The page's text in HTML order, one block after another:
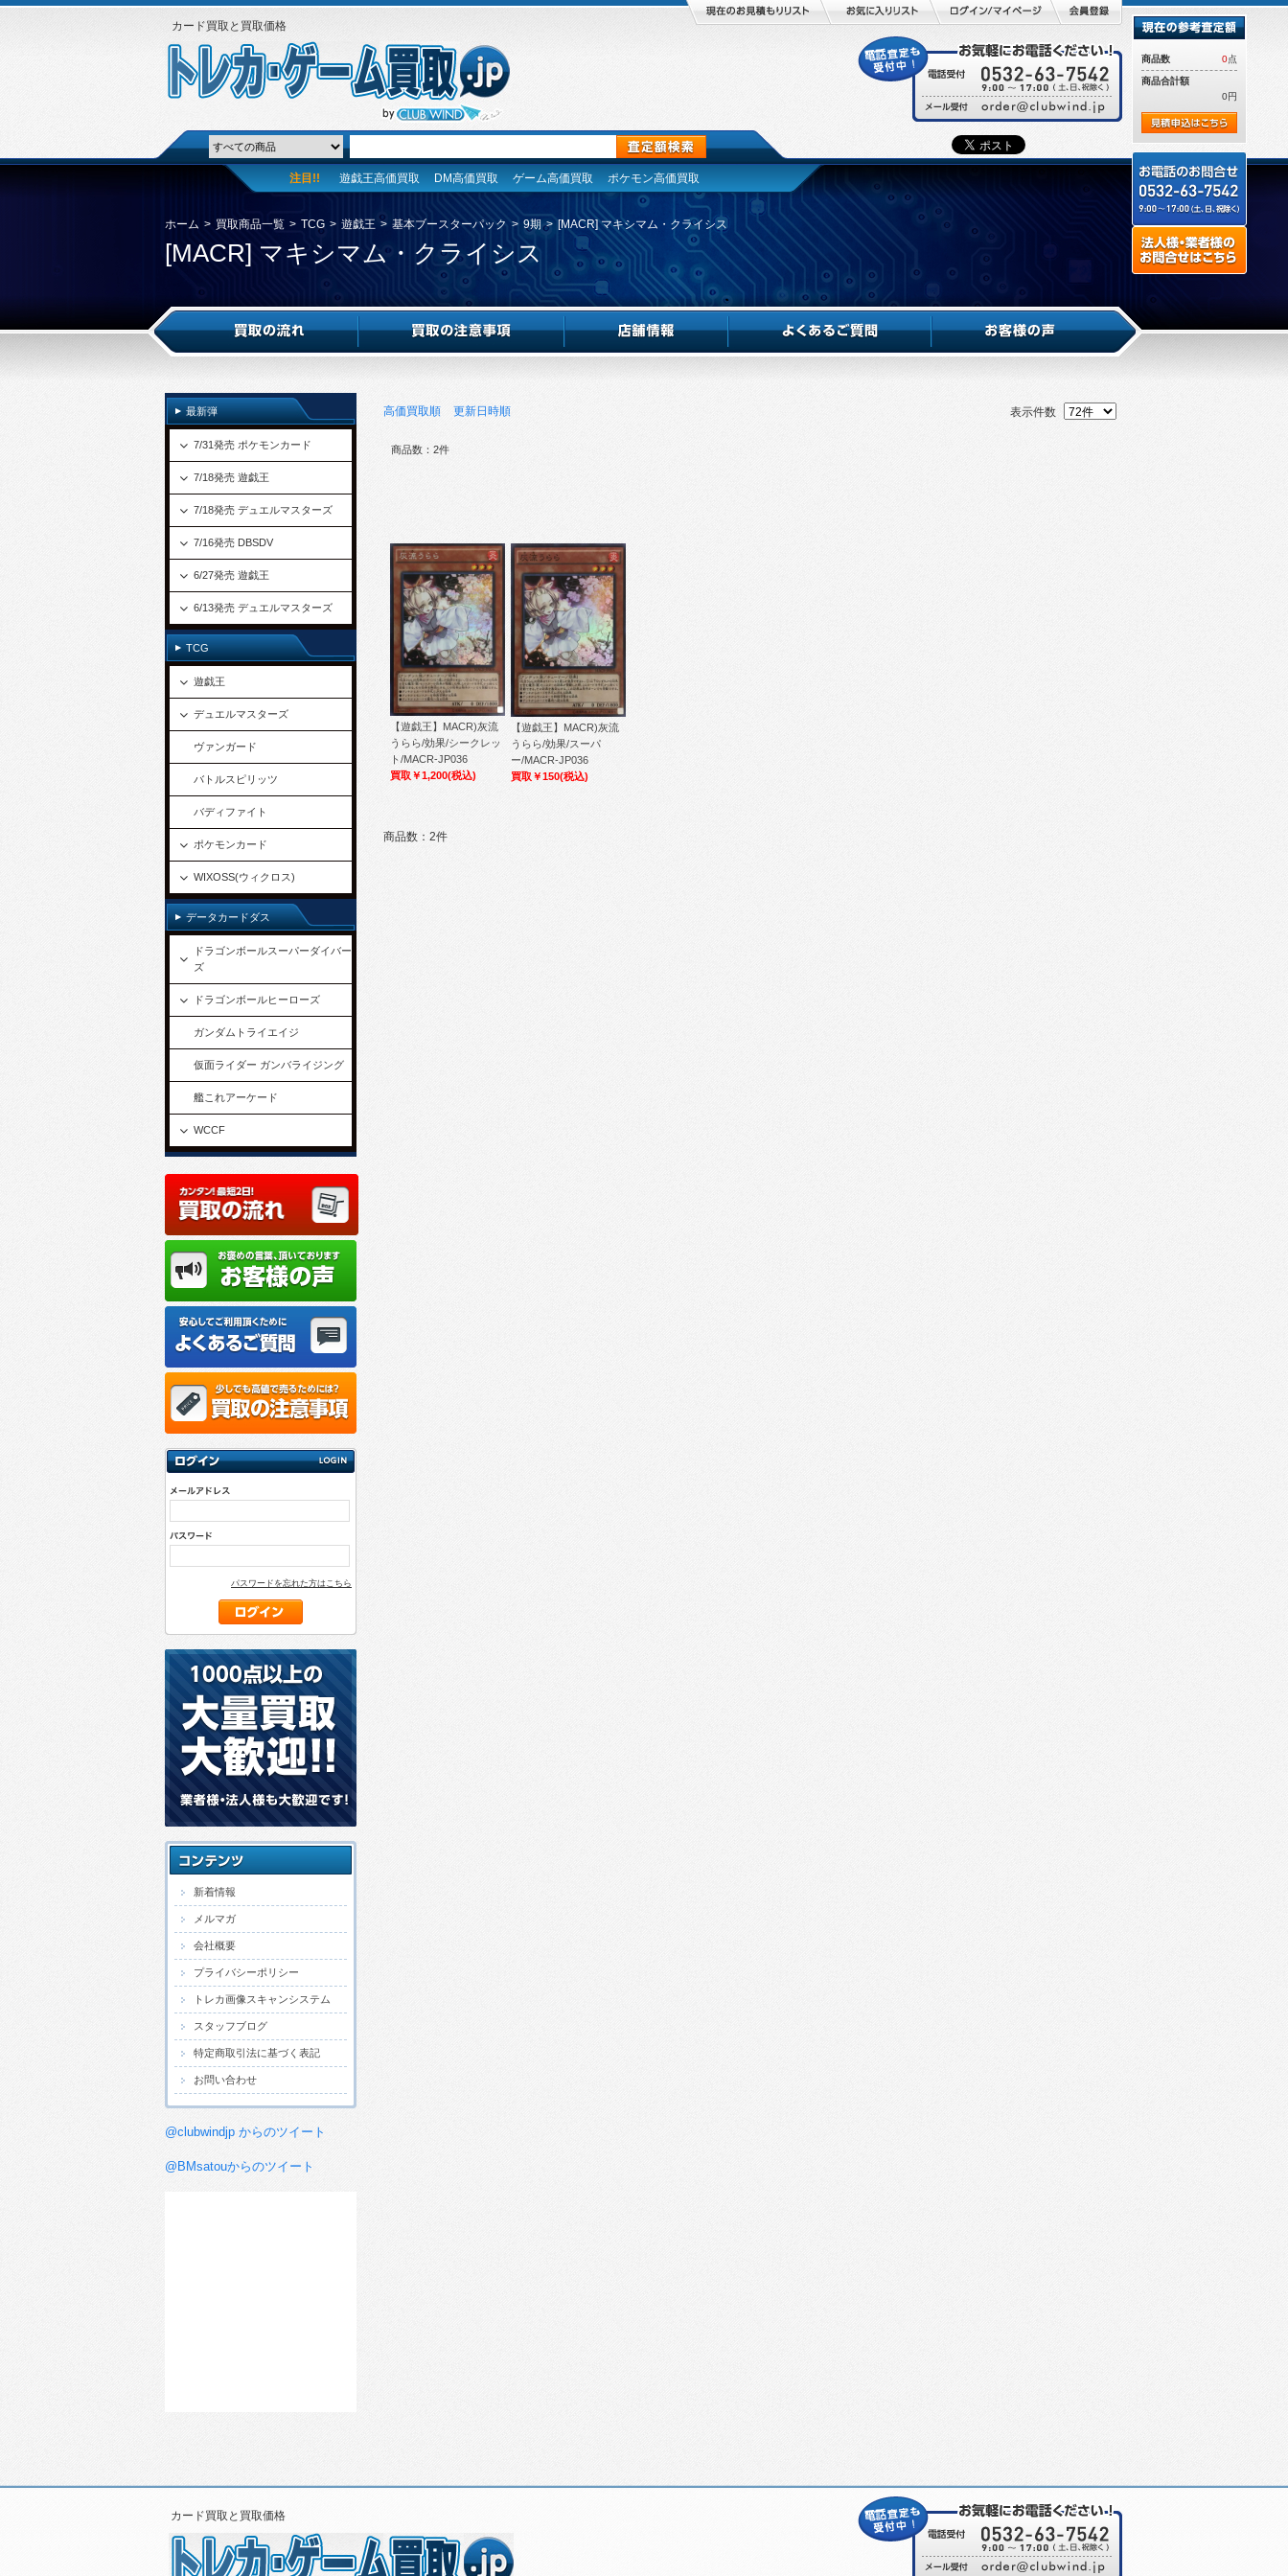
カード買取と買取価格
注目!! 遊戯王高価買取 DM高価買取 ゲーム高価買取 ポケモン高価買取
ホーム > 買取商品一覧 > TCG > 遊戯王 > 基本ブースターパック > 9期 > [MACR] マキシマム・クライシス
[MACR] マキシマム・クライシス
高価買取順 更新日時順 表示件数
商品数：2件
【遊戯王】MACR)灰流
うらら/効果/シークレッ
ト/MACR-JP036
買取￥1,200(税込)
【遊戯王】MACR)灰流
うらら/効果/スーパ
ー/MACR-JP036
買取￥150(税込)
商品数：2件
商品数 0点
商品合計額
0円
最新弾
7/31発売 ポケモンカード
7/18発売 遊戯王
7/18発売 デュエルマスターズ
7/16発売 DBSDV
6/27発売 遊戯王
6/13発売 デュエルマスターズ
TCG
遊戯王
デュエルマスターズ
ヴァンガード
バトルスピリッツ
バディファイト
ポケモンカード
WIXOSS(ウィクロス)
データカードダス
ドラゴンボールスーパーダイバー
ズ
ドラゴンボールヒーローズ
ガンダムトライエイジ
仮面ライダー ガンバライジング
艦これアーケード
WCCF
パスワードを忘れた方はこちら
新着情報
メルマガ
会社概要
プライバシーポリシー
トレカ画像スキャンシステム
スタッフブログ
特定商取引法に基づく表記
お問い合わせ
@clubwindjp からのツイート
@BMsatouからのツイート
カード買取と買取価格